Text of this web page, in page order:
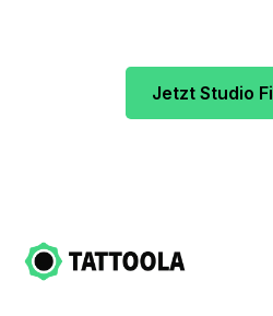
Jetzt Studio